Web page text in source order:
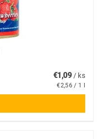
€1,09 / ks
€2,56 / 1 l